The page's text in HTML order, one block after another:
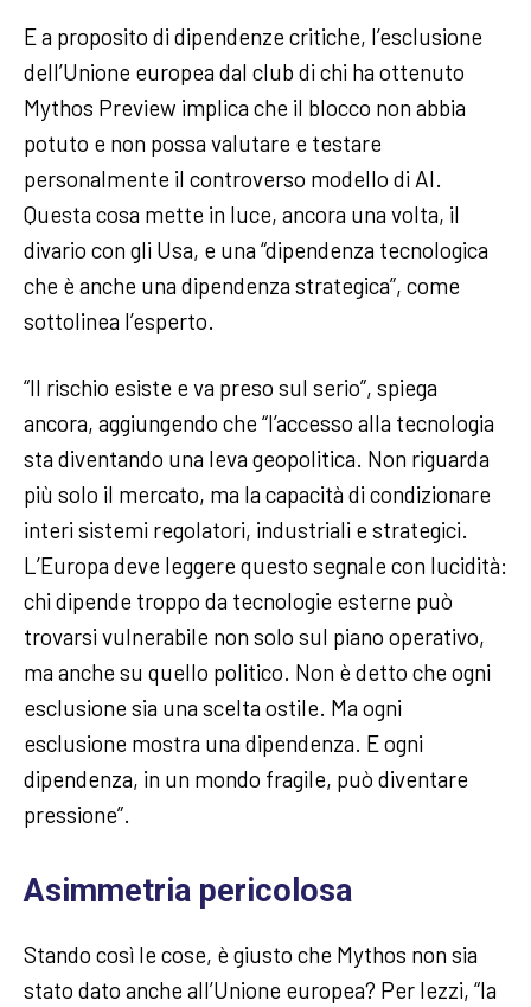
E a proposito di dipendenze critiche, l’esclusione
dell’Unione europea dal club di chi ha ottenuto
Mythos Preview implica che il blocco non abbia
potuto e non possa valutare e testare
personalmente il controverso modello di AI.
Questa cosa mette in luce, ancora una volta, il
divario con gli Usa, e una “dipendenza tecnologica
che è anche una dipendenza strategica”, come
sottolinea l’esperto.
“Il rischio esiste e va preso sul serio”, spiega
ancora, aggiungendo che “l’accesso alla tecnologia
sta diventando una leva geopolitica. Non riguarda
più solo il mercato, ma la capacità di condizionare
interi sistemi regolatori, industriali e strategici.
L’Europa deve leggere questo segnale con lucidità:
chi dipende troppo da tecnologie esterne può
trovarsi vulnerabile non solo sul piano operativo,
ma anche su quello politico. Non è detto che ogni
esclusione sia una scelta ostile. Ma ogni
esclusione mostra una dipendenza. E ogni
dipendenza, in un mondo fragile, può diventare
pressione”.
Asimmetria pericolosa
Stando così le cose, è giusto che Mythos non sia
stato dato anche all’Unione europea? Per Iezzi, “la